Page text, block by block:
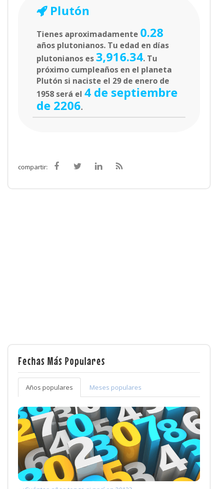
Plutón
Tienes aproximadamente 0.28
años plutonianos. Tu edad en días
plutonianos es 3,916.34. Tu
próximo cumpleaños en el planeta
Plutón si naciste el 29 de enero de
1958 será el 4 de septiembre
de 2206.
compartir:
Fechas Más Populares
Años populares Meses populares